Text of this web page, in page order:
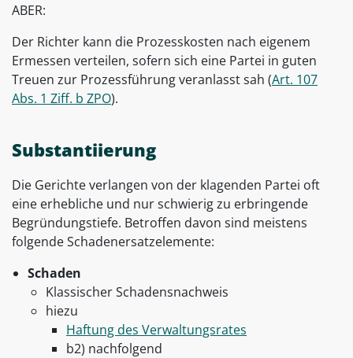
ABER:
Der Richter kann die Prozesskosten nach eigenem
Ermessen verteilen, sofern sich eine Partei in guten
Treuen zur Prozessführung veranlasst sah (Art. 107
Abs. 1 Ziff. b ZPO).
Substantiierung
Die Gerichte verlangen von der klagenden Partei oft
eine erhebliche und nur schwierig zu erbringende
Begründungstiefe. Betroffen davon sind meistens
folgende Schadenersatzelemente:
Schaden
Klassischer Schadensnachweis
hiezu
Haftung des Verwaltungsrates
b2) nachfolgend